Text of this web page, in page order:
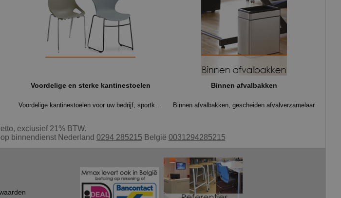
Voordelige en sterke kantinestoelen Binnen afvalbakken
Binnen afvalbakken, gescheiden afvalverzamelaar
exclusief 21% BTW.
binnendienst Nederland 0294 285215 België 0031294285215